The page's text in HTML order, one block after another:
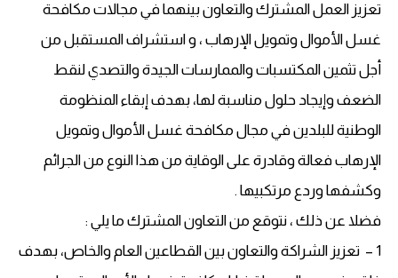
تعزيز العمل المشترك والتعاون بينهما في مجالات مكافحة
غسل الأموال وتمويل الإرهاب ، و استشراف المستقبل من
أجل تثمين المكتسبات والممارسات الجيدة والتصدي لنقط
الضعف وإيجاد حلول مناسبة لها، بهدف إبقاء المنظومة
الوطنية للبلدين في مجال مكافحة غسل الأموال وتمويل
الإرهاب فعالة وقادرة على الوقاية من هذا النوع من الجرائم
وكشفها وردع مرتكبيها .
فضلا عن ذلك ، نتوقع من التعاون المشترك ما يلي :
1 – تعزيز الشراكة والتعاون بين القطاعين العام والخاص، بهدف